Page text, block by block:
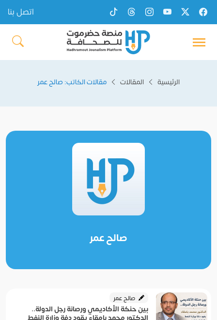
اتصل بنا
الرئيسية المقالات مقالات الكاتب: صالح عمر
صالح عمر
صالح عمر
بين حنكة الأكاديمي ورصانة رجل الدولة..
الدكتور محمد بامقاء يقود دفة وزارة النفط